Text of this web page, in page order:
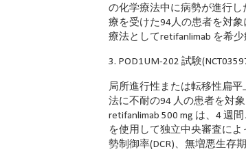
の化学療法中に病勢が進行し
療を受けた94人の患者を対象
療法としてretifanlimab を希
3. POD1UM-202 試験
局所進行性または転移性扁
法に不耐の94 人の患者を対
retifanlimab 500 mg は、4 週
を使用して独立中央審査に
勢制御率(DCR)、無増悪生存